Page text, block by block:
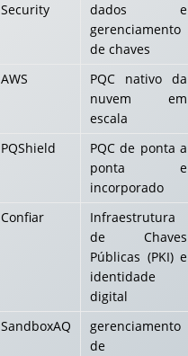
Security
dados e
gerenciamento
de chaves
AWS
PQC nativo da
nuvem em
escala
PQShield
PQC de ponta a
ponta e
incorporado
Confiar
Infraestrutura
de Chaves
Públicas (PKI) e
identidade
digital
SandboxAQ
gerenciamento
de